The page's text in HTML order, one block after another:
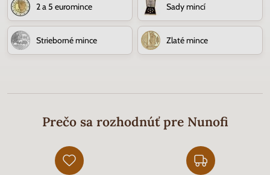
2 a 5 euromince Sady mincí
Strieborné mince Zlaté mince
Prečo sa rozhodnúť pre Nunofi